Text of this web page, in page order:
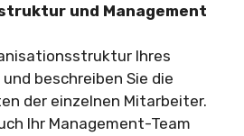
und Management
Ihres
beschreiben Sie die
der einzelnen Mitarbeiter.
Ihr Management-Team